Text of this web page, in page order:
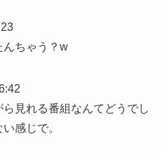
んちゃう？w
見れる番組なんてどうでし
感じで。